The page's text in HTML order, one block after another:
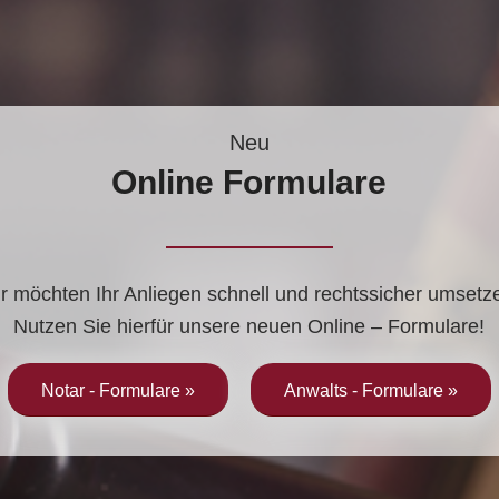
Neu
Online Formulare
möchten Ihr Anliegen schnell und rechtssicher
Nutzen Sie hierfür unsere neuen Online – Formulare!
Notar - Formulare » Anwalts - Formulare »